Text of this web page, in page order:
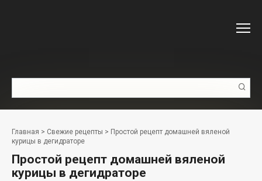
Главная > Свежие рецепты > Простой рецепт домашней вяленой
курицы в дегидраторе
Простой рецепт домашней вяленой
курицы в дегидраторе